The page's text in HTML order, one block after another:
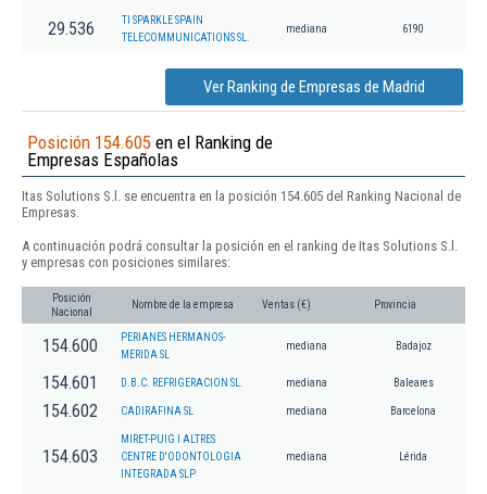
29.536
TI SPARKLE SPAIN
TELECOMMUNICATIONS SL.
mediana 6190
Ver Ranking de Empresas de Madrid
Posición 154.605 en el Ranking de
Empresas Españolas
Itas Solutions S.l. se encuentra en la posición 154.605 del Ranking Nacional de
Empresas.
A continuación podrá consultar la posición en el ranking de Itas Solutions S.l.
y empresas con posiciones similares:
Posición
Nacional
Nombre de la empresa Ventas (€) Provincia
154.600
PERIANES HERMANOS-
MERIDA SL
mediana Badajoz
154.601 D.B.C. REFRIGERACION SL. mediana Baleares
154.602 CADIRAFINA SL mediana Barcelona
154.603
MIRET-PUIG I ALTRES
CENTRE D'ODONTOLOGIA
INTEGRADA SLP
mediana Lérida